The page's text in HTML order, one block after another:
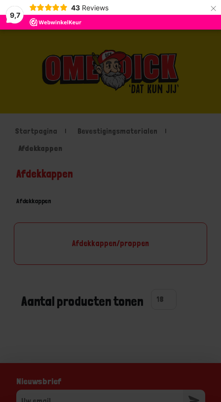
9,7
43 Reviews ×
Startpagina
Bevestigingsmaterialen
Afdekkappen
Afdekkappen
Afdekkappen
Afdekkappen/proppen
Aantal producten tonen
Nieuwsbrief